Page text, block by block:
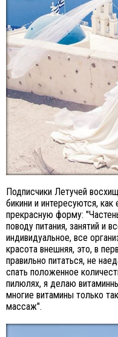
Подписчики Летучей
бикини и интересуются,
прекрасную форму:
поводу питания, занятий и
индивидуальное, все
красота внешняя, это, в
правильно питаться, не
спать положенное
пилюлях, я делаю
многие витамины только
массаж".